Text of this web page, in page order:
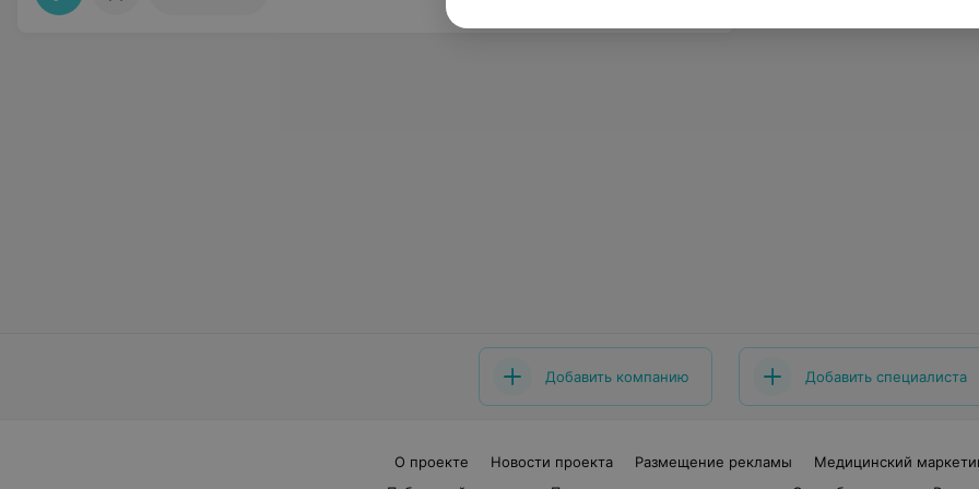
Добавить компанию Добавить специалиста
О проекте Новости проекта Размещение рекламы
Медицинский